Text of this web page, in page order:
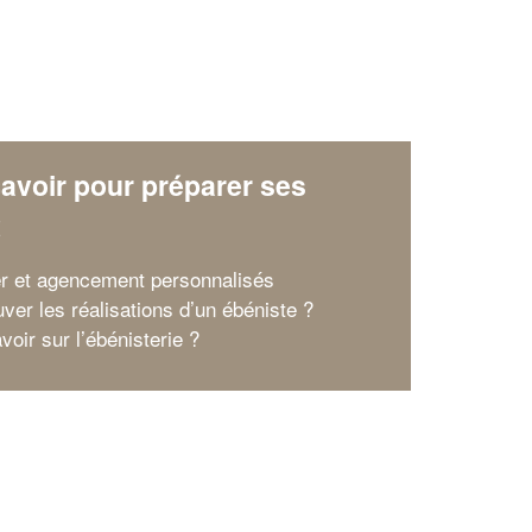
pour préparer ses
et agencement personnalisés
les réalisations d’un ébéniste ?
sur l’ébénisterie ?